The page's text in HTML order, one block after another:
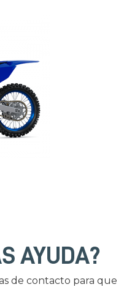
AYUDA?
de contacto para que